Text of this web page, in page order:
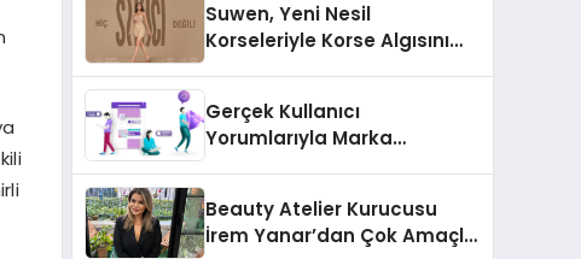
Suwen, Yeni Nesil
Korseleriyle Korse Algısını
Gerçek Kullanıcı
Yorumlarıyla Marka
Beauty Atelier Kurucusu
İrem Yanar’dan Çok Amaçlı